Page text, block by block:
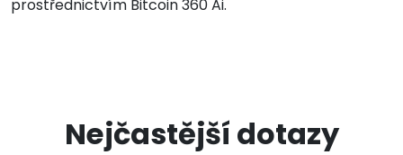
prostřednictvím Bitcoin 360 Ai.
Nejčastější dotazy